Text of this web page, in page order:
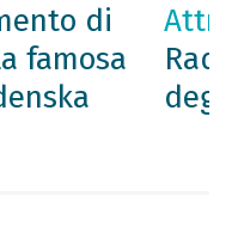
di
famosa